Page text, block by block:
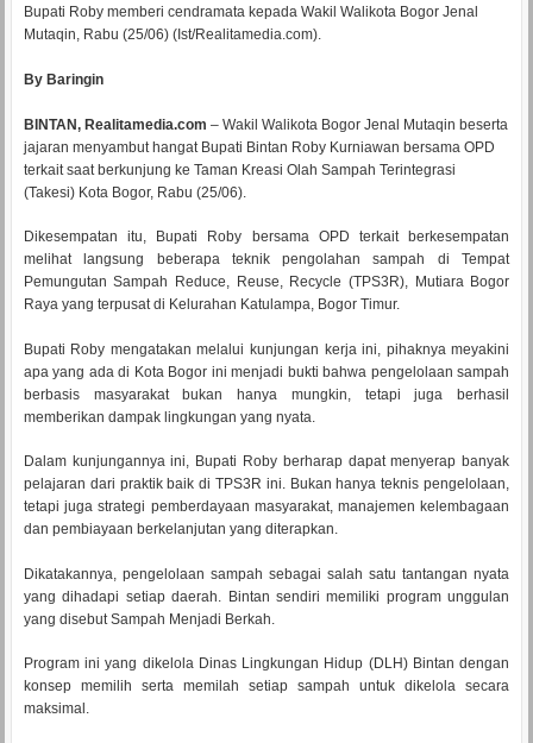
Bupati Roby memberi cendramata kepada Wakil Walikota Bogor Jenal
Mutaqin, Rabu (25/06) (Ist/Realitamedia.com).
By Baringin
BINTAN, Realitamedia.com – Wakil Walikota Bogor Jenal Mutaqin beserta
jajaran menyambut hangat Bupati Bintan Roby Kurniawan bersama OPD
terkait saat berkunjung ke Taman Kreasi Olah Sampah Terintegrasi
(Takesi) Kota Bogor, Rabu (25/06).
Dikesempatan itu, Bupati Roby bersama OPD terkait berkesempatan
melihat langsung beberapa teknik pengolahan sampah di Tempat
Pemungutan Sampah Reduce, Reuse, Recycle (TPS3R), Mutiara Bogor
Raya yang terpusat di Kelurahan Katulampa, Bogor Timur.
Bupati Roby mengatakan melalui kunjungan kerja ini, pihaknya meyakini
apa yang ada di Kota Bogor ini menjadi bukti bahwa pengelolaan sampah
berbasis masyarakat bukan hanya mungkin, tetapi juga berhasil
memberikan dampak lingkungan yang nyata.
Dalam kunjungannya ini, Bupati Roby berharap dapat menyerap banyak
pelajaran dari praktik baik di TPS3R ini. Bukan hanya teknis pengelolaan,
tetapi juga strategi pemberdayaan masyarakat, manajemen kelembagaan
dan pembiayaan berkelanjutan yang diterapkan.
Dikatakannya, pengelolaan sampah sebagai salah satu tantangan nyata
yang dihadapi setiap daerah. Bintan sendiri memiliki program unggulan
yang disebut Sampah Menjadi Berkah.
Program ini yang dikelola Dinas Lingkungan Hidup (DLH) Bintan dengan
konsep memilih serta memilah setiap sampah untuk dikelola secara
maksimal.